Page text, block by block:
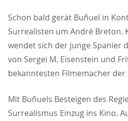
Schon bald gerät Buñuel in
Surrealisten um André Breton.
wendet sich der junge Spanier
von Sergei M. Eisenstein und
bekanntesten Filmemacher der
Mit Buñuels Besteigen des
Surrealismus Einzug ins Kino.